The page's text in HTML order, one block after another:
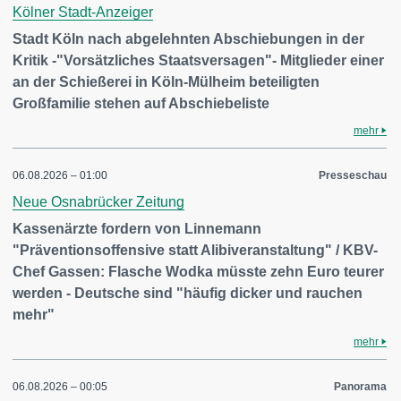
Kölner Stadt-Anzeiger
Stadt Köln nach abgelehnten Abschiebungen in der
Kritik -"Vorsätzliches Staatsversagen"- Mitglieder einer
an der Schießerei in Köln-Mülheim beteiligten
Großfamilie stehen auf Abschiebeliste
mehr
06.08.2026 – 01:00 Presseschau
Neue Osnabrücker Zeitung
Kassenärzte fordern von Linnemann
"Präventionsoffensive statt Alibiveranstaltung" / KBV-
Chef Gassen: Flasche Wodka müsste zehn Euro teurer
werden - Deutsche sind "häufig dicker und rauchen
mehr"
mehr
06.08.2026 – 00:05 Panorama